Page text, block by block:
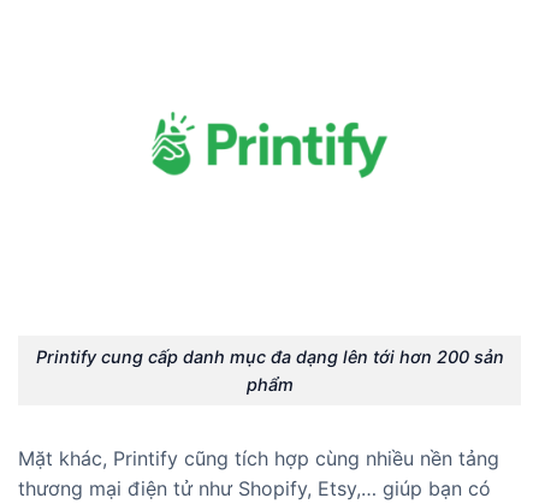
Printify cung cấp danh mục đa dạng lên tới hơn 200 sản
phẩm
Mặt khác, Printify cũng tích hợp cùng nhiều nền tảng
thương mại điện tử như Shopify, Etsy,… giúp bạn có